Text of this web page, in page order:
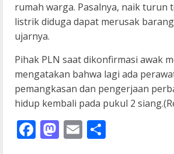
rumah warga. Pasalnya, naik turun
listrik diduga dapat merusak
ujarnya.
Pihak PLN saat dikonfirmasi awak
mengatakan bahwa lagi ada
pemangkasan dan pengerjaan
hidup kembali pada pukul 2
Facebook
Mastodon
Email